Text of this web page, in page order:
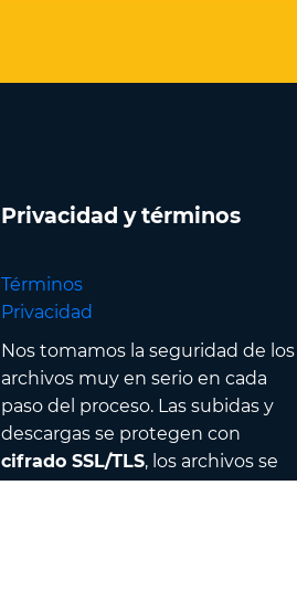
Privacidad y términos
Términos
Privacidad
Nos tomamos la seguridad de los
archivos muy en serio en cada
paso del proceso. Las subidas y
descargas se protegen con
cifrado SSL/TLS, los archivos se